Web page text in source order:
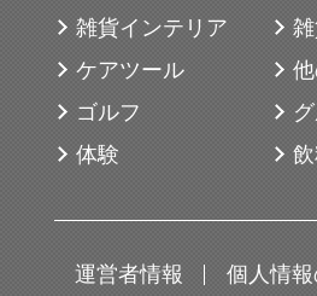
雑貨インテリア
ケアツール
ゴルフ
体験
運営者情報 個人情